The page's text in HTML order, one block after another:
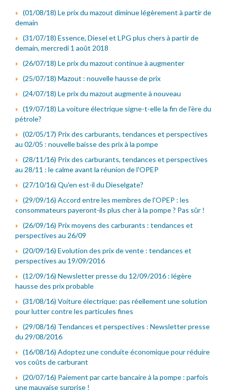
(01/08/18) Le prix du mazout diminue légèrement à partir de
demain
(31/07/18) Essence, Diesel et LPG plus chers à partir de
demain, mercredi 1 août 2018
(26/07/18) Le prix du mazout continue à augmenter
(25/07/18) Mazout : nouvelle hausse de prix
(24/07/18) Le prix du mazout augmente à nouveau
(19/07/18) La voiture électrique signe-t-elle la fin de l'ère du
pétrole?
(02/05/17) Prix des carburants, tendances et perspectives
au 02/05 : nouvelle baisse des prix à la pompe
(28/11/16) Prix des carburants, tendances et perspectives
au 28/11 : le calme avant la réunion de l'OPEP
(27/10/16) Qu'en est-il du Dieselgate?
(29/09/16) Accord entre les membres de l'OPEP : les
consommateurs payeront-ils plus cher à la pompe ? Pas sûr !
(26/09/16) Prix moyens des carburants : tendances et
perspectives au 26/09
(20/09/16) Evolution des prix de vente : tendances et
perspectives au 19/09/2016
(12/09/16) Newsletter presse du 12/09/2016 : légère
hausse des prix probable
(31/08/16) Voiture électrique: pas réellement une solution
pour lutter contre les particules fines
(29/08/16) Tendances et perspectives : Newsletter presse
du 29/08/2016
(16/08/16) Adoptez une conduite économique pour réduire
vos coûts de carburant
(20/07/16) Paiement par carte bancaire à la pompe : parfois
une mauvaise surprise !